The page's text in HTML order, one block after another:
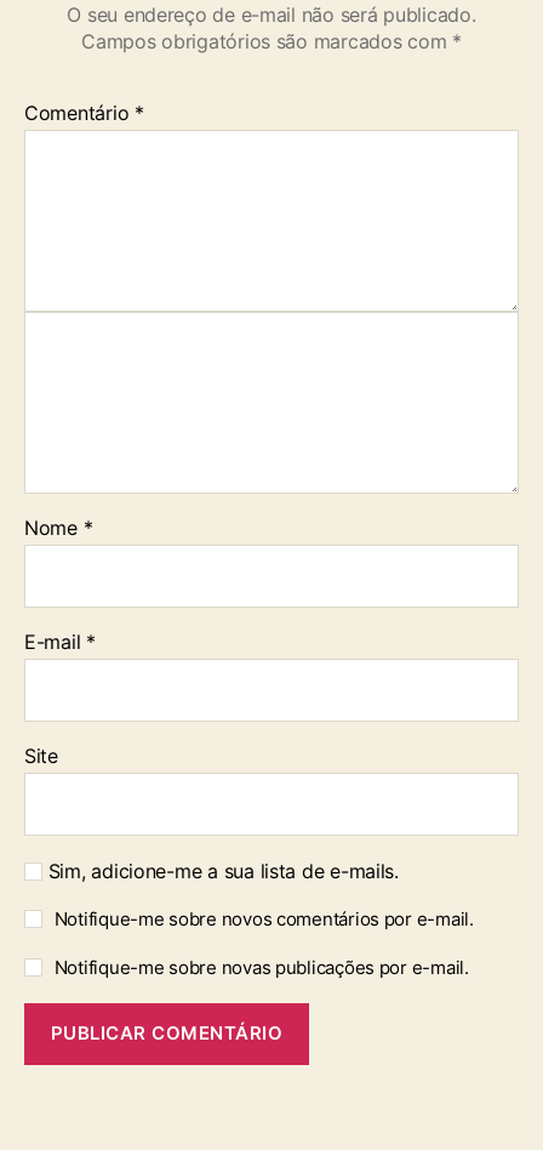
O seu endereço de e-mail não será publicado.
Campos obrigatórios são marcados com *
Comentário *
Nome *
E-mail *
Site
Sim, adicione-me a sua lista de e-mails.
Notifique-me sobre novos comentários por e-mail.
Notifique-me sobre novas publicações por e-mail.